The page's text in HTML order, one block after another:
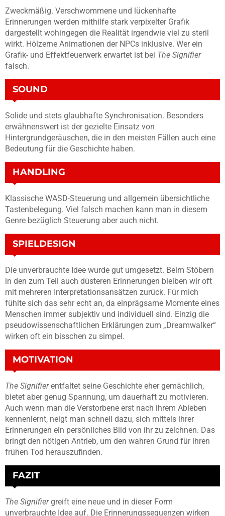
Zweckmäßig. Verschwommene und lückenhafte
Erinnerungen werden mithilfe stark verpixelter Grafik
dargestellt wohingegen die Realität irgendwie viel zu steril
wirkt. Hölzerne Animationen der NPCs inklusive. Wer ein
Grafik- und Effektfeuerwerk erwartet ist bei The Signifier
falsch.
SOUND
Solide und stets glaubhafte Synchronisation. Besonders
erwähnenswert ist der gezielte Einsatz von
Hintergrundgeräuschen, die in den meisten Fällen auch eine
Bedeutung für die Geschichte haben.
HANDLING
Klassische WASD-Steuerung und allgemein übersichtliche
Tastenbelegung. Viel falsch machen kann man in diesem
Genre bezüglich Steuerung aber auch nicht.
SPIELDESIGN
Die unverbrauchte Idee wurde gut umgesetzt. Beim Stöbern
in den zum Teil auch düsteren Erinnerungen bleiben wir oft
mit mehreren Interpretationsansätzen zurück. Für mich
fühlte sich das sehr echt an, da einprägsame Momente eines
Menschen immer subjektiv und individuell sind. Einzig die
pseudowissenschaftlichen Erklärungen zum „Dreamwalker“
wirken oft ein bisschen zu simpel.
MOTIVATION
The Signifierentfaltet seine Geschichte eher gemächlich,
bietet aber genug Spannung, um dauerhaft zu motivieren.
Auch wenn man die Verstorbene erst nach ihrem Ableben
kennenlernt, neigt man schnell dazu, sich mittels ihrer
Erinnerungen ein persönliches Bild von ihr zu zeichnen. Das
bringt den nötigen Antrieb, um den wahren Grund für ihren
frühen Tod herauszufinden.
FAZIT
The Signifiergreift eine neue und in dieser Form
unverbrauchte Idee auf. Die Erinnerungssequenzen wirken